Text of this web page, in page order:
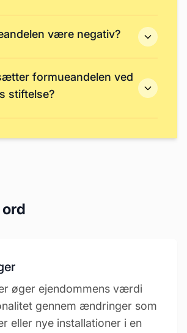
være negativ?
formueandelen ved
stiftelse?
øger ejendommens værdi
gennem ændringer som
eller nye installationer i en